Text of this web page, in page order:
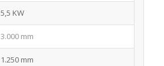
5,5 KW
3.000 mm
1.250 mm